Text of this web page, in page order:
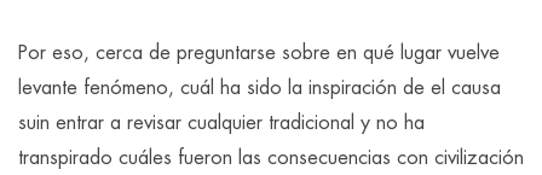
Por eso, cerca de preguntarse sobre en qué lugar vuelve
levante fenómeno, cuál ha sido la inspiración de el causa
suin entrar a revisar cualquier tradicional y no ha
transpirado cuáles fueron las consecuencias con civilización